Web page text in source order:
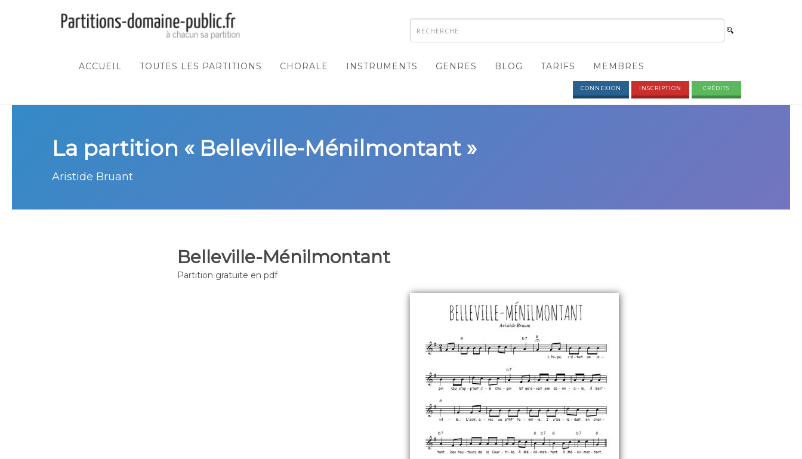
ACCUEIL TOUTES LES PARTITIONS CHORALE INSTRUMENTS GENRES BLOG TARIFS MEMBRES
CONNEXION INSCRIPTION CRÉDITS
La partition « Belleville-Ménilmontant »
Aristide Bruant
Belleville-Ménilmontant
Partition gratuite en pdf